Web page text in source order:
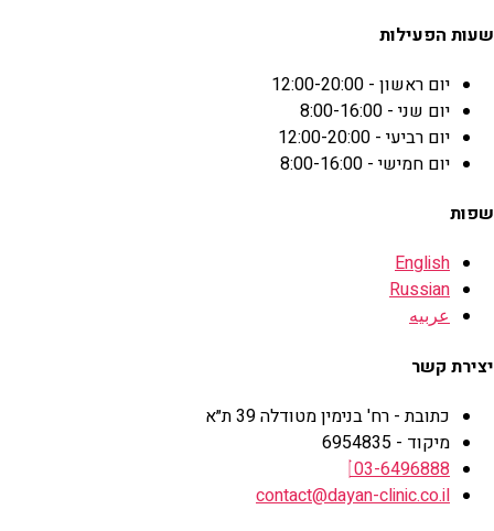
שעות הפעילות
יום ראשון - 12:00-20:00
יום שני - 8:00-16:00
יום רביעי - 12:00-20:00
יום חמישי - 8:00-16:00
שפות
English
Russian
عربيه
יצירת קשר
כתובת - רח' בנימין מטודלה 39 ת״א
מיקוד - 6954835
03-6496888
contact@dayan-clinic.co.il